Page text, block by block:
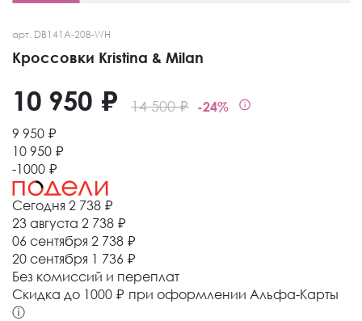
арт. DB141A-20B-WH
Кроссовки Kristina & Milan
14 500 ₽ -24%
10 950 ₽
9 950 ₽
10 950 ₽
-1000 ₽
Сегодня 2 738 ₽
23 августа 2 738 ₽
06 сентября 2 738 ₽
20 сентября 1 736 ₽
Без комиссий и переплат
Cкидка до 1000 ₽ при оформлении Альфа-Карты
ⓘ